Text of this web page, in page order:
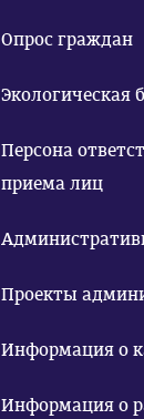
Опрос граждан
Экологическая
Персона
приема лиц
Проекты
Информация о
Информация о